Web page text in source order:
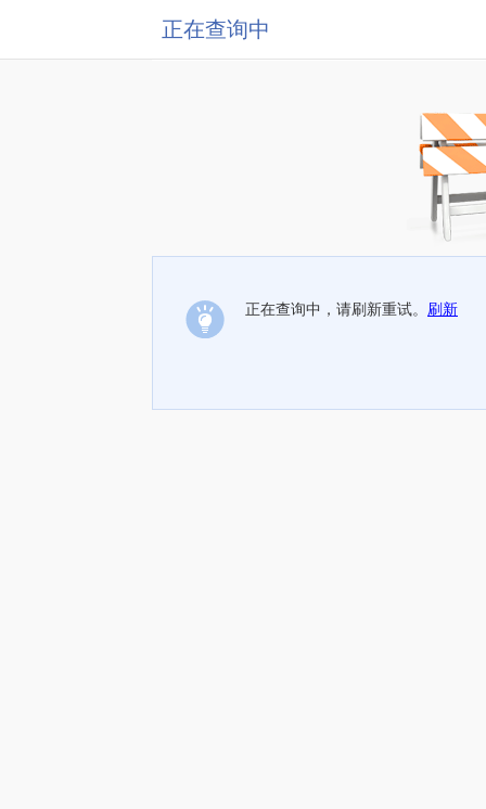
正在查询中
正在查询中，请刷新重试。 刷新